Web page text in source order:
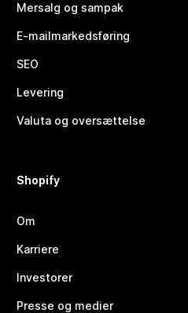
Mersalg og sampak
E-mailmarkedsføring
SEO
Levering
Valuta og oversættelse
Shopify
Om
Karriere
Investorer
Presse og medier